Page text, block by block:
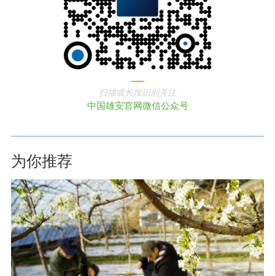
扫描或长按识别关注
中国雄安官网微信公众号
为你推荐